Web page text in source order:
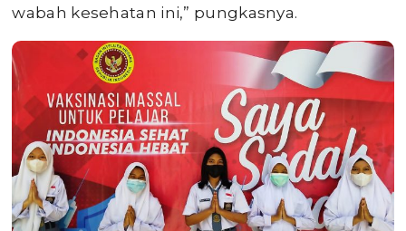
wabah kesehatan ini,” pungkasnya.